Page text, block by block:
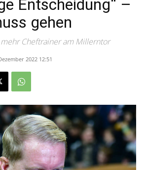
Entscheidung“ –
gehen
Cheftrainer am Millerntor
2022 12:51